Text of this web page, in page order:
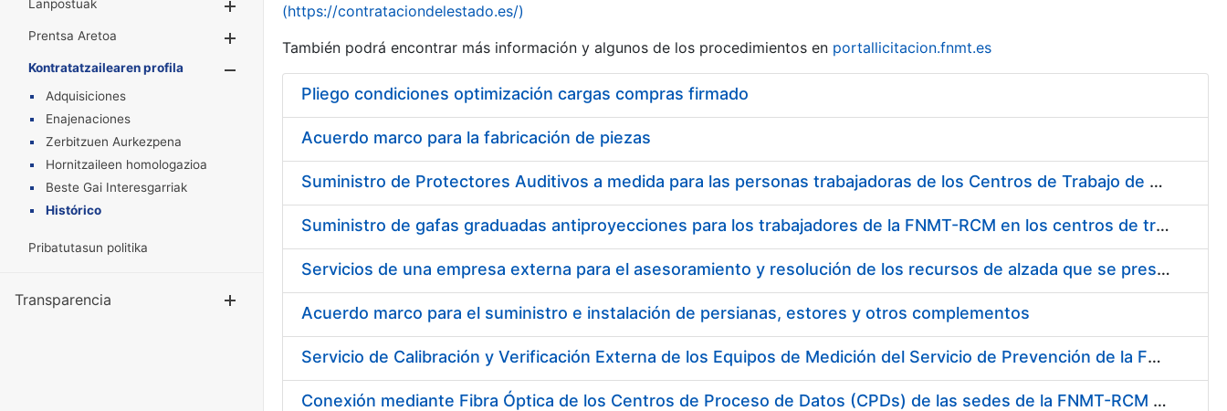
Lanpostuak
Erakutsi/Ezkutatu
Prentsa Aretoa
Erakutsi/Ezkutatu
Kontratatzailearen profila
Erakutsi/Ezkutatu
Adquisiciones
Enajenaciones
Zerbitzuen Aurkezpena
Hornitzaileen homologazioa
Beste Gai Interesgarriak
Histórico
Pribatutasun politika
Transparencia Erakutsi/Ezkutatu
(https://contrataciondelestado.es/)
También podrá encontrar más información y algunos de los procedimientos en portallicitacion.fnmt.es
Pliego condiciones optimización cargas compras firmado
Acuerdo marco para la fabricación de piezas
Suministro de Protectores Auditivos a medida para las personas trabajadoras de los Centros de Trabajo de Madrid y Burgos
Suministro de gafas graduadas antiproyecciones para los trabajadores de la FNMT-RCM en los centros de trabajo de Madrid y Burgos
Servicios de una empresa externa para el asesoramiento y resolución de los recursos de alzada que se presentan relacionados con procesos de selección para la FNMT-RCM
Acuerdo marco para el suministro e instalación de persianas, estores y otros complementos
Servicio de Calibración y Verificación Externa de los Equipos de Medición del Servicio de Prevención de la FNMT-RCM
Conexión mediante Fibra Óptica de los Centros de Proceso de Datos (CPDs) de las sedes de la FNMT-RCM de Burgos y Madrid